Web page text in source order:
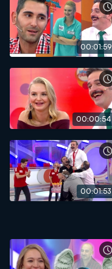
00:01:59
00:00:54
00:01:53